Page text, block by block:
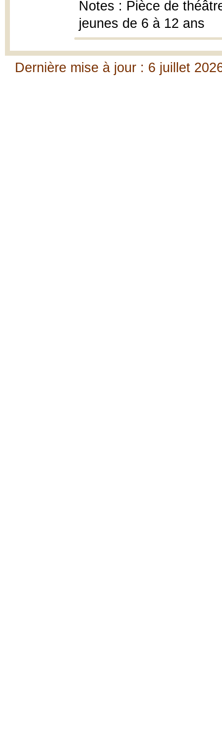
Notes : Pièce de
jeunes de 6 à 12 ans
Dernière mise à jour : 6 juillet